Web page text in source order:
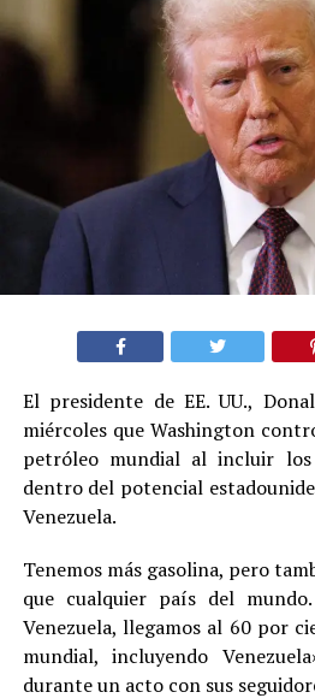
El presidente de EE. UU.,
miércoles que Washington
petróleo mundial al incluir los
dentro del potencial
Venezuela.
Tenemos más gasolina, pero
que cualquier país del
Venezuela, llegamos al 60 por
mundial, incluyendo
durante un acto con sus